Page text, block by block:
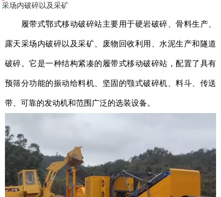
采场内破碎以及采矿
履带式鄂式移动破碎站主要用于硬岩破碎、骨料生产、
露天采场内破碎以及采矿、废物回收利用、水泥生产和隧道
破碎。它是一种结构紧凑的履带式移动破碎站，配置了具有
预筛分功能的振动给料机、坚固的颚式破碎机、料斗、传送
带、可靠的发动机和范围广泛的选装设备。